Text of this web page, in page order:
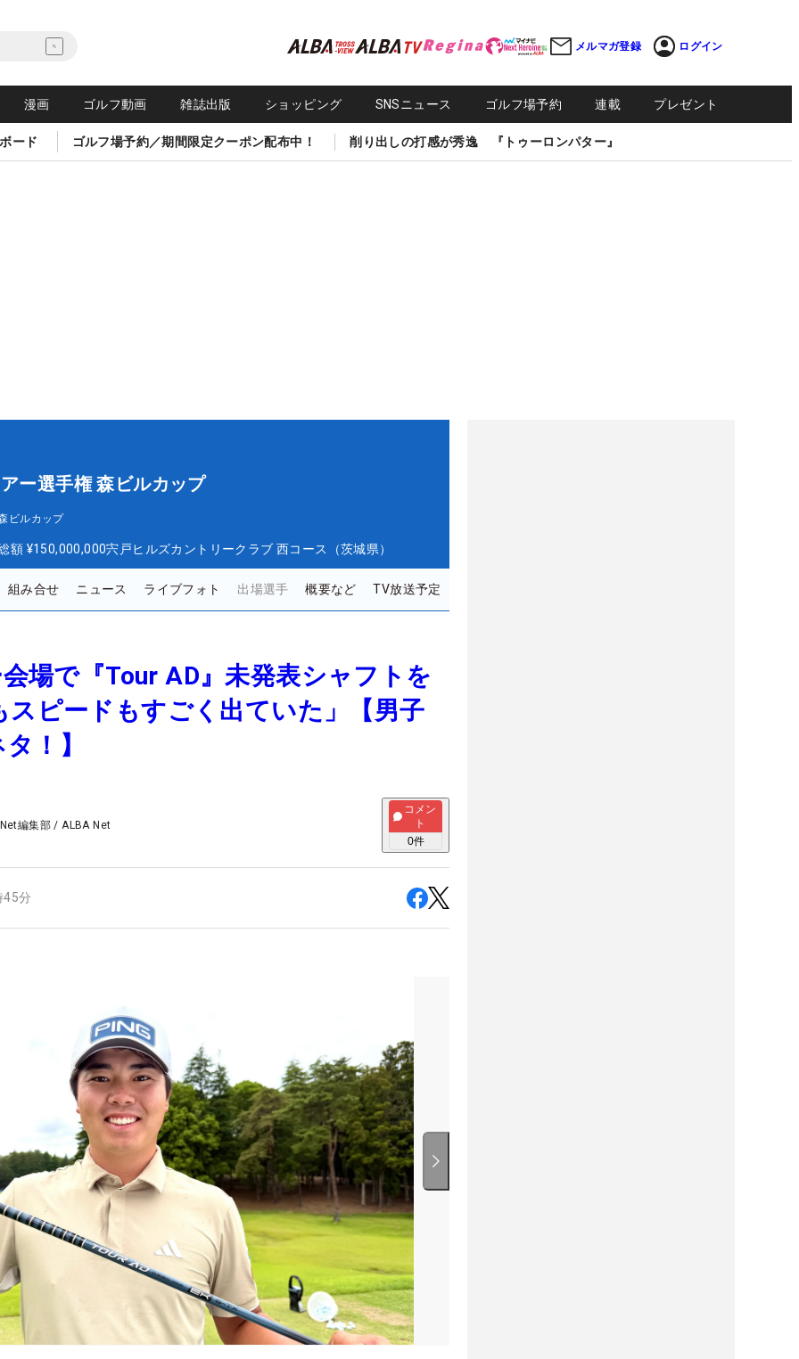
メルマガ登録 ログイン
漫画 ゴルフ動画 雑誌出版 ショッピング SNSニュース ゴルフ場予約 連載 プレゼント
ード ゴルフ場予約／期間限定クーポン配布中！ 削り出しの打感が秀逸 『トゥーロンパター』
ー選手権 森ビルカップ
ビルカップ
額 ¥150,000,000宍戸ヒルズカントリークラブ 西コース（茨城県）
組み合せ ニュース ライブフォト 出場選手 概要など TV放送予定
場で『Tour AD』未発表シャフトを
スピードもすごく出ていた」【男子
！】
編集部 /ALBA Net
コメン
ト
0件
45分